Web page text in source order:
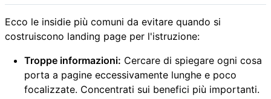
Ecco le insidie più comuni da evitare quando si
costruiscono landing page per l'istruzione:
Troppe informazioni: Cercare di spiegare ogni cosa
porta a pagine eccessivamente lunghe e poco
focalizzate. Concentrati sui benefici più importanti.